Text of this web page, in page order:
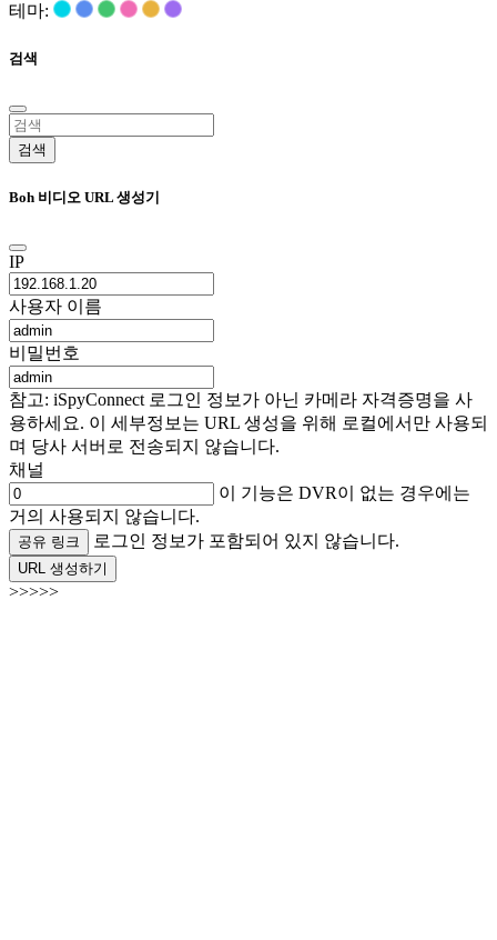
테마:
검색
검색
Boh 비디오 URL 생성기
IP
사용자 이름
비밀번호
참고: iSpyConnect 로그인 정보가 아닌 카메라 자격증명을 사
용하세요. 이 세부정보는 URL 생성을 위해 로컬에서만 사용되
며 당사 서버로 전송되지 않습니다.
채널
이 기능은 DVR이 없는 경우에는
거의 사용되지 않습니다.
공유 링크 로그인 정보가 포함되어 있지 않습니다.
URL 생성하기
>>>>>